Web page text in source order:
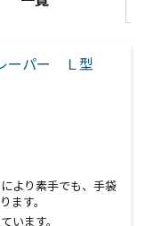
ーパー Ｌ型
より素手でも、手袋
ます。
います。